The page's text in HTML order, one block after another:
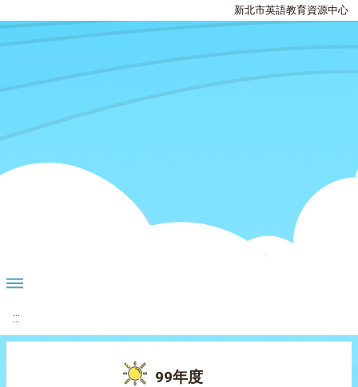
新北市英語教育資源中心
:::
99年度